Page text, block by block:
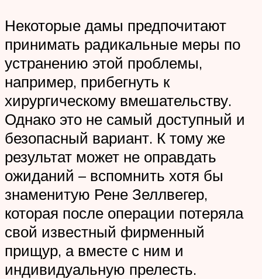
Некоторые дамы предпочитают
принимать радикальные меры по
устранению этой проблемы,
например, прибегнуть к
хирургическому вмешательству.
Однако это не самый доступный и
безопасный вариант. К тому же
результат может не оправдать
ожиданий – вспомнить хотя бы
знаменитую Рене Зеллвегер,
которая после операции потеряла
свой известный фирменный
прищур, а вместе с ним и
индивидуальную прелесть.